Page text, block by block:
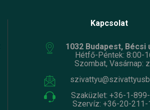
Kapcsolat
1032 Budapest, Bécsi
Hétfő-Péntek: 8:00-
Szombat, Vasárnap:
Szaküzlet: +36-1-
Szervíz: +36-20-211-